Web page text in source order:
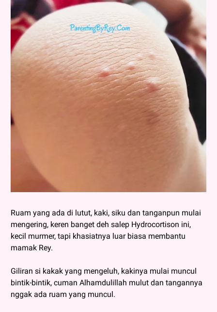
Ruam yang ada di lutut, kaki, siku dan tanganpun mulai
mengering, keren banget deh salep Hydrocortison ini,
kecil murmer, tapi khasiatnya luar biasa membantu
mamak Rey.
Giliran si kakak yang mengeluh, kakinya mulai muncul
bintik-bintik, cuman Alhamdulillah mulut dan tangannya
nggak ada ruam yang muncul.